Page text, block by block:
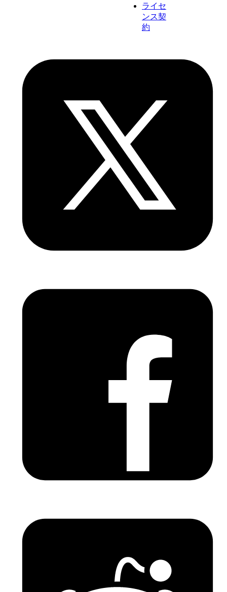
ライセ
ンス契
約